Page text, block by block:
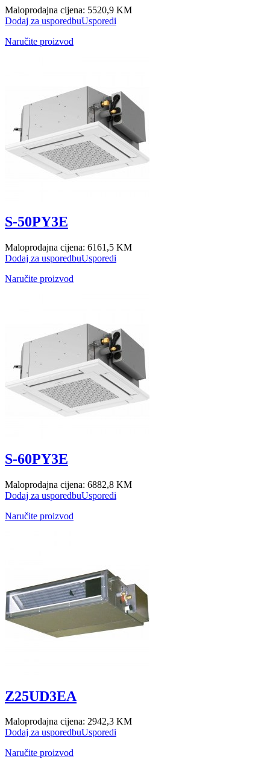
Maloprodajna cijena: 5520,9 KM
Dodaj za usporedbuUsporedi
Naručite proizvod
S-50PY3E
Maloprodajna cijena: 6161,5 KM
Dodaj za usporedbuUsporedi
Naručite proizvod
S-60PY3E
Maloprodajna cijena: 6882,8 KM
Dodaj za usporedbuUsporedi
Naručite proizvod
Z25UD3EA
Maloprodajna cijena: 2942,3 KM
Dodaj za usporedbuUsporedi
Naručite proizvod